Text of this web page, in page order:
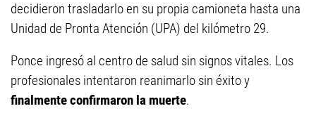
decidieron trasladarlo en su propia camioneta hasta una
Unidad de Pronta Atención (UPA) del kilómetro 29.
Ponce ingresó al centro de salud sin signos vitales. Los
profesionales intentaron reanimarlo sin éxito y
finalmente confirmaron la muerte.